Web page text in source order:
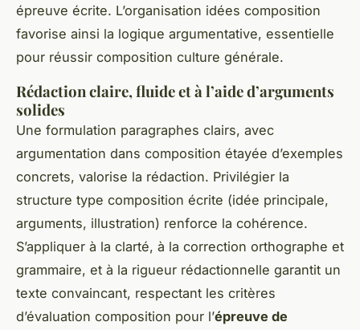
épreuve écrite. L’organisation idées composition
favorise ainsi la logique argumentative, essentielle
pour réussir composition culture générale.
Rédaction claire, fluide et à l’aide d’arguments
solides
Une formulation paragraphes clairs, avec
argumentation dans composition étayée d’exemples
concrets, valorise la rédaction. Privilégier la
structure type composition écrite (idée principale,
arguments, illustration) renforce la cohérence.
S’appliquer à la clarté, à la correction orthographe et
grammaire, et à la rigueur rédactionnelle garantit un
texte convaincant, respectant les critères
d’évaluation composition pour l’épreuve de